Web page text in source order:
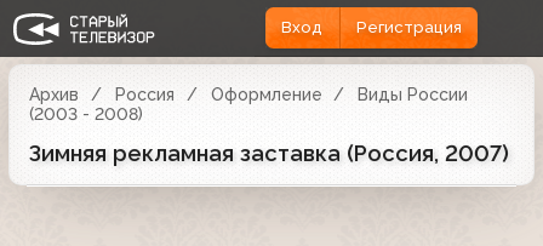
Вход Регистрация
Архив Россия Оформление
Виды России
(2003 - 2008)
Зимняя рекламная заставка (Россия, 2007)